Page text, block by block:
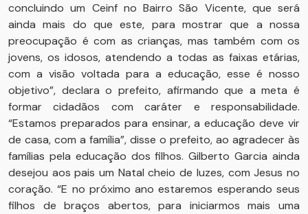
concluindo um Ceinf no Bairro São Vicente, que será
ainda mais do que este, para mostrar que a nossa
preocupação é com as crianças, mas também com os
jovens, os idosos, atendendo a todas as faixas etárias,
com a visão voltada para a educação, esse é nosso
objetivo”, declara o prefeito, afirmando que a meta é
formar cidadãos com caráter e responsabilidade.
“Estamos preparados para ensinar, a educação deve vir
de casa, com a família”, disse o prefeito, ao agradecer às
famílias pela educação dos filhos. Gilberto Garcia ainda
desejou aos pais um Natal cheio de luzes, com Jesus no
coração. “E no próximo ano estaremos esperando seus
filhos de braços abertos, para iniciarmos mais uma